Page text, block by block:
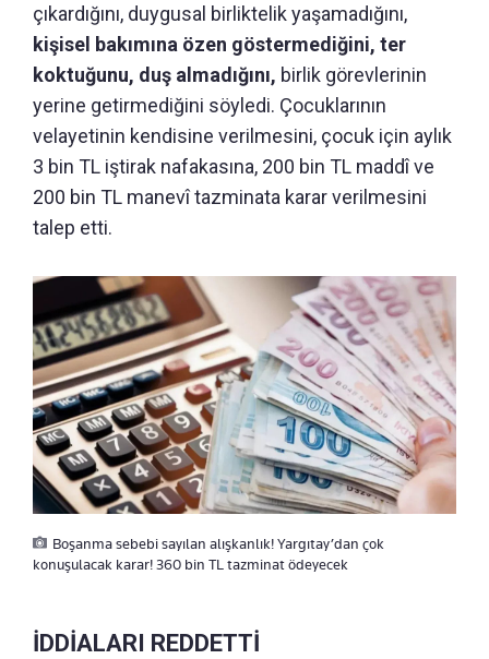
çıkardığını, duygusal birliktelik yaşamadığını,
kişisel bakımına özen göstermediğini, ter
koktuğunu, duş almadığını, birlik görevlerinin
yerine getirmediğini söyledi. Çocuklarının
velayetinin kendisine verilmesini, çocuk için aylık
3 bin TL iştirak nafakasına, 200 bin TL maddî ve
200 bin TL manevî tazminata karar verilmesini
talep etti.
Boşanma sebebi sayılan alışkanlık! Yargıtay’dan çok
konuşulacak karar! 360 bin TL tazminat ödeyecek
İDDİALARI REDDETTİ